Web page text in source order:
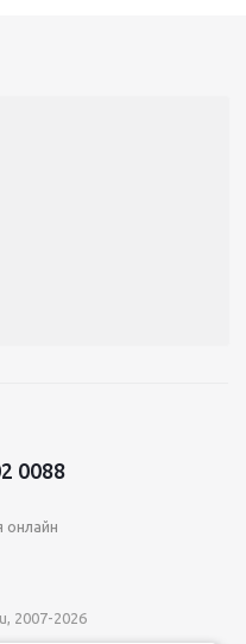
0088
онлайн
2007-2026